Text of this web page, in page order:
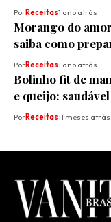
PorReceitas1 ano atrás
Morango do
saiba como
PorReceitas1 ano atrás
Bolinho fit de
e queijo:
PorReceitas11 meses atrás